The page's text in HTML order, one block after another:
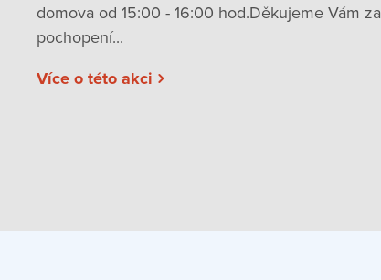
domova od 15:00 - 16:00 hod.Děkujeme Vám za
pochopení...
Více o této akci